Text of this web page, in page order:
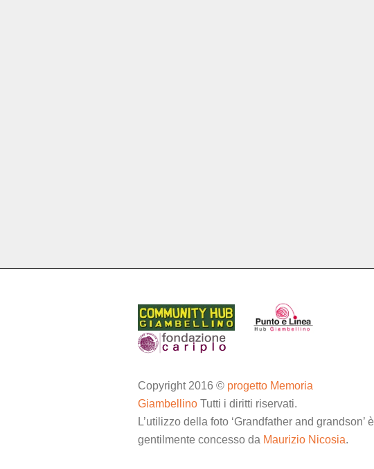
Copyright 2016 © progetto Memoria
Giambellino Tutti i diritti riservati.
L’utilizzo della foto ‘Grandfather and grandson’ è
gentilmente concesso da Maurizio Nicosia.